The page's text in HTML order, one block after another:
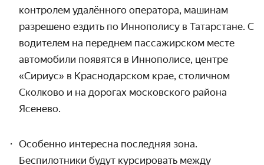
контролем удалённого оператора, машинам
разрешено ездить по Иннополису в Татарстане. С
водителем на переднем пассажирском месте
автомобили появятся в Иннополисе, центре
«Сириус» в Краснодарском крае, столичном
Сколково и на дорогах московского района
Ясенево.
Особенно интересна последняя зона.
Беспилотники будут курсировать между